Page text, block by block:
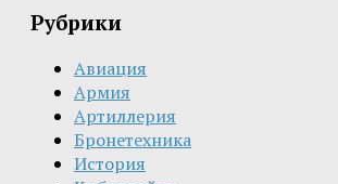
Рубрики
Авиация
Армия
Артиллерия
Бронетехника
История